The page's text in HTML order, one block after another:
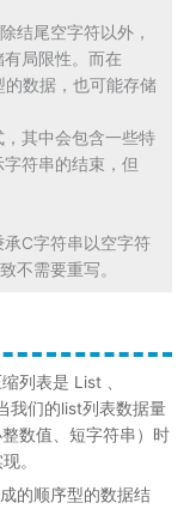
结尾空字符以外，
局限性。而在
数据，也可能存储
其中会包含一些特
字符串的结束，但
C字符串以空字符
不需要重写。
列表是 List 、
我们的list列表数据量
数值、短字符串）时
。
的顺序型的数据结